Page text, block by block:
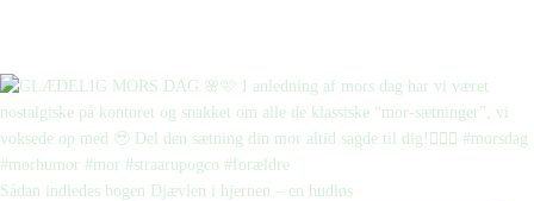
Sådan indledes bogen Djævlen i hjernen – en hudløs